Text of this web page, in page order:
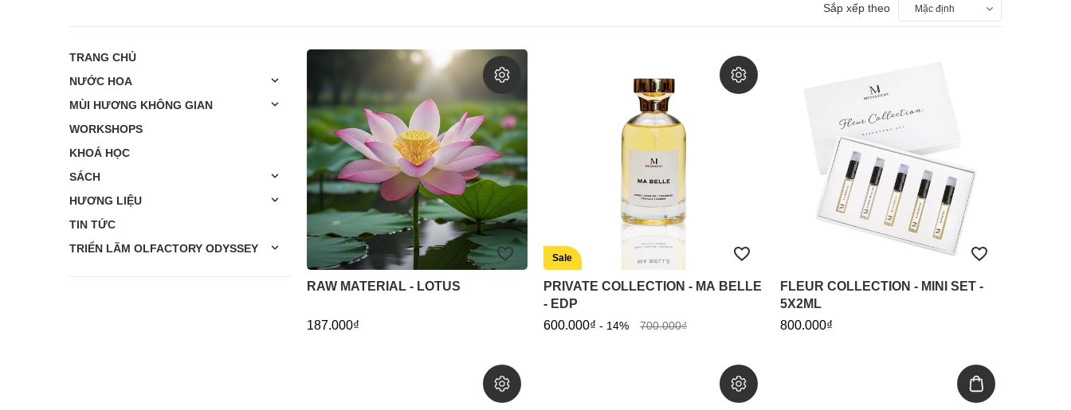
Sắp xếp theo Mặc định
RAW MATERIAL - LOTUS
187.000₫
Sale
PRIVATE COLLECTION - MA BELLE
- EDP
600.000₫ - 14% 700.000₫
FLEUR COLLECTION - MINI SET -
5X2ML
800.000₫
TRANG CHỦ
NƯỚC HOA
MÙI HƯƠNG KHÔNG GIAN
WORKSHOPS
KHOÁ HỌC
SÁCH
HƯƠNG LIỆU
TIN TỨC
TRIỂN LÃM OLFACTORY ODYSSEY